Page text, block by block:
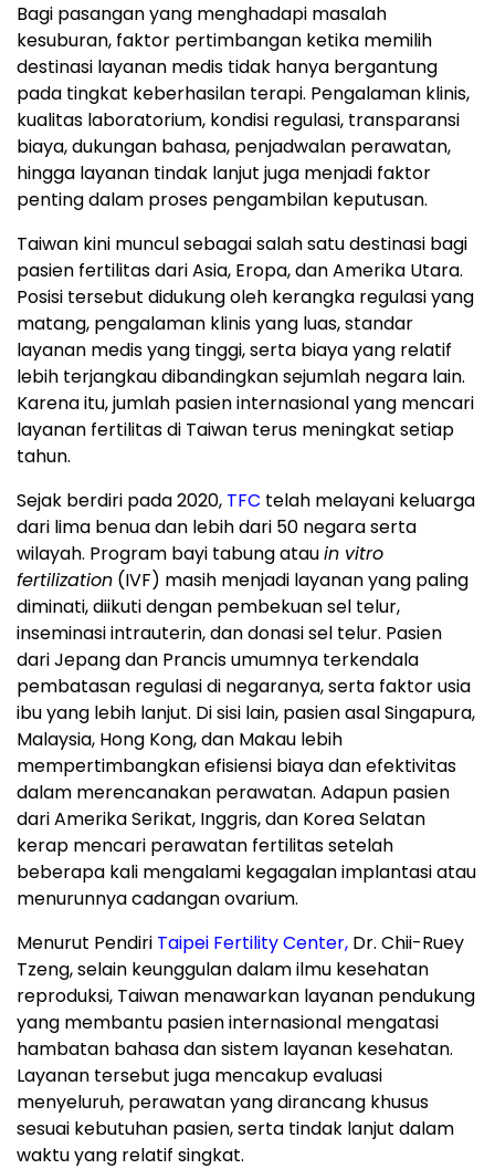
Bagi pasangan yang menghadapi masalah
kesuburan, faktor pertimbangan ketika memilih
destinasi layanan medis tidak hanya bergantung
pada tingkat keberhasilan terapi. Pengalaman klinis,
kualitas laboratorium, kondisi regulasi, transparansi
biaya, dukungan bahasa, penjadwalan perawatan,
hingga layanan tindak lanjut juga menjadi faktor
penting dalam proses pengambilan keputusan.
Taiwan kini muncul sebagai salah satu destinasi bagi
pasien fertilitas dari Asia, Eropa, dan Amerika Utara.
Posisi tersebut didukung oleh kerangka regulasi yang
matang, pengalaman klinis yang luas, standar
layanan medis yang tinggi, serta biaya yang relatif
lebih terjangkau dibandingkan sejumlah negara lain.
Karena itu, jumlah pasien internasional yang mencari
layanan fertilitas di Taiwan terus meningkat setiap
tahun.
Sejak berdiri pada 2020, TFC telah melayani keluarga
dari lima benua dan lebih dari 50 negara serta
wilayah. Program bayi tabung atauin vitro
fertilization (IVF) masih menjadi layanan yang paling
diminati, diikuti dengan pembekuan sel telur,
inseminasi intrauterin, dan donasi sel telur. Pasien
dari Jepang dan Prancis umumnya terkendala
pembatasan regulasi di negaranya, serta faktor usia
ibu yang lebih lanjut. Di sisi lain, pasien asal Singapura,
Malaysia, Hong Kong, dan Makau lebih
mempertimbangkan efisiensi biaya dan efektivitas
dalam merencanakan perawatan. Adapun pasien
dari Amerika Serikat, Inggris, dan Korea Selatan
kerap mencari perawatan fertilitas setelah
beberapa kali mengalami kegagalan implantasi atau
menurunnya cadangan ovarium.
Menurut Pendiri Taipei Fertility Center, Dr. Chii-Ruey
Tzeng, selain keunggulan dalam ilmu kesehatan
reproduksi, Taiwan menawarkan layanan pendukung
yang membantu pasien internasional mengatasi
hambatan bahasa dan sistem layanan kesehatan.
Layanan tersebut juga mencakup evaluasi
menyeluruh, perawatan yang dirancang khusus
sesuai kebutuhan pasien, serta tindak lanjut dalam
waktu yang relatif singkat.